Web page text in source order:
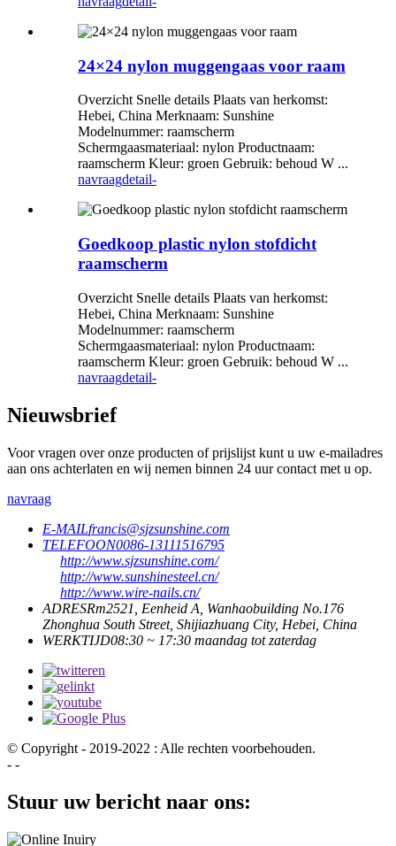
24×24 nylon muggengaas voor raam
Overzicht Snelle details Plaats van herkomst:
Hebei, China Merknaam: Sunshine
Modelnummer: raamscherm
Schermgaasmateriaal: nylon Productnaam:
raamscherm Kleur: groen Gebruik: behoud W ...
navraagdetail-
Goedkoop plastic nylon stofdicht
raamscherm
Overzicht Snelle details Plaats van herkomst:
Hebei, China Merknaam: Sunshine
Modelnummer: raamscherm
Schermgaasmateriaal: nylon Productnaam:
raamscherm Kleur: groen Gebruik: behoud W ...
navraagdetail-
Nieuwsbrief
Voor vragen over onze producten of prijslijst kunt u uw e-mailadres
aan ons achterlaten en wij nemen binnen 24 uur contact met u op.
navraag
E-MAILfrancis@sjzsunshine.com
TELEFOON0086-13111516795
http://www.sjzsunshine.com/
http://www.sunshinesteel.cn/
http://www.wire-nails.cn/
ADRESRm2521, Eenheid A, Wanhaobuilding No.176
Zhonghua South Street, Shijiazhuang City, Hebei, China
WERKTIJD08:30 ~ 17:30 maandag tot zaterdag
© Copyright - 2019-2022 : Alle rechten voorbehouden.
- -
Stuur uw bericht naar ons: